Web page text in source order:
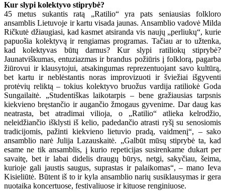
Kur slypi kolektyvo stiprybė?
45 metus sukantis ratą „Ratilio“ yra pats seniausias folkloro
ansamblis Lietuvoje ir kartu visada jaunas. Ansamblio vadovė Milda
Ričkutė džiaugiasi, kad kasmet atsiranda vis naujų „perliukų“, kurie
papuošia kolektyvą ir rengiamas programas. Tačiau ar to užtenka,
kad kolektyvas būtų darnus? Kur slypi ratiliokų stiprybė?
Jaunatviškumas, entuziazmas ir brandus požiūris į folklorą, pagarba
žiūrovui ir klausytojui, atsakingumas reprezentuojant savo kultūrą,
bet kartu ir neblėstantis noras improvizuoti ir šviežiai išgyventi
protėvių reliktą – tokius kolektyvo bruožus vardija ratiliokė Goda
Sungailaitė. „Studentiškas laikotarpis – bene gražiausias tarpsnis
kiekvieno bręstančio ir augančio žmogaus gyvenime. Dar daug kas
neatrasta, bet atradimai vilioja, o „Ratilio“ atlieka kelrodžio,
neleidžiančio išklysti iš kelio, padedančio atrasti ryšį su senosiomis
tradicijomis, pažinti kiekvieno lietuvio pradą, vaidmenį“, – sako
ansamblio narė Julija Lazauskaitė. „Galbūt mūsų stiprybė ta, kad
esame ne tik ansamblis, į kurio repeticijas susirenkame dukart per
savaitę, bet ir labai didelis draugų būrys, netgi, sakyčiau, šeima,
kurioje gali jaustis saugus, suprastas ir palaikomas“, – mano Ieva
Kisieliūtė. Būtent iš to ir kyla ansamblio narių susiklausymas ir gera
nuotaika koncertuose, festivaliuose ir kituose renginiuose.